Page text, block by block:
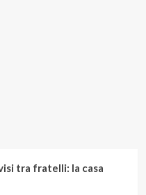
tra fratelli: la casa